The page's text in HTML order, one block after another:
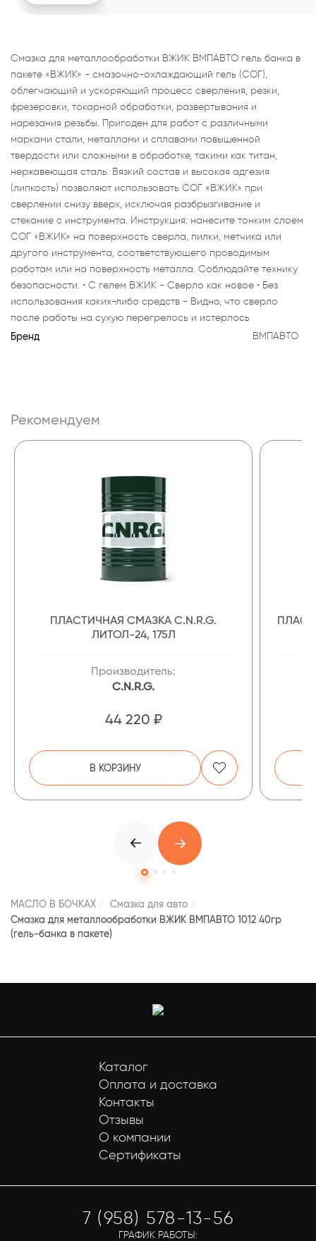
Смазка для металлообработки ВЖИК ВМПАВТО гель банка в
пакете «ВЖИК» - смазочно-охлаждающий гель (СОГ),
облегчающий и ускоряющий процесс сверления, резки,
фрезеровки, токарной обработки, развертывания и
нарезания резьбы. Пригоден для работ с различными
марками стали, металлами и сплавами повышенной
твердости или сложными в обработке, такими как титан,
нержавеющая сталь. Вязкий состав и высокая адгезия
(липкость) позволяют использовать СОГ «ВЖИК» при
сверлении снизу вверх, исключая разбрызгивание и
стекание с инструмента. Инструкция: нанесите тонким слоем
СОГ «ВЖИК» на поверхность сверла, пилки, метчика или
другого инструмента, соответствующего проводимым
работам или на поверхность металла. Соблюдайте технику
безопасности. • C гелем ВЖИК - Сверло как новое • Без
использования каких-либо средств - Видно, что сверло
после работы на сухую перегрелось и истерлось
Бренд ВМПАВТО
Рекомендуем
ПЛАСТИЧНАЯ СМАЗКА C.N.R.G.
ЛИТОЛ-24, 175Л
Производитель:
C.N.R.G.
44 220 ₽
В КОРЗИНУ
МАСЛО В БОЧКАХ
Смазка для авто
Смазка для металлообработки ВЖИК ВМПАВТО 1012 40гр
(гель-банка в пакете)
Каталог
Оплата и доставка
Контакты
Отзывы
О компании
Сертификаты
7 (958) 578-13-56
ГРАФИК РАБОТЫ: